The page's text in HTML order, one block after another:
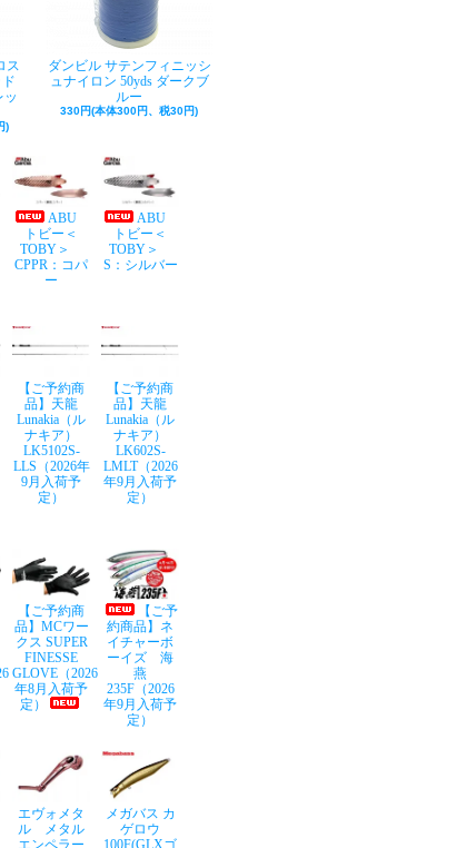
ス
ッ
)
ダンビル サテンフィニッシ
ュナイロン 50yds ダークブ
ルー
330円(本体300円、税30円)
ABU
トビー＜
TOBY＞
CPPR：コパ
ー
ABU
トビー＜
TOBY＞
S：シルバー
【ご予約商
品】天龍
Lunakia（ル
ナキア）
LK5102S-
LLS（2026年
9月入荷予
定）
【ご予約商
品】天龍
Lunakia（ル
ナキア）
LK602S-
LMLT（2026
年9月入荷予
定）
【ご予約商
品】MCワー
クス SUPER
FINESSE
GLOVE（2026
年8月入荷予
定）
【ご予
約商品】ネ
イチャーボ
ーイズ 海
燕
235F（2026
年9月入荷予
定）
エヴォメタ
ル メタル
エンペラー
メガバス カ
ゲロウ
100F(GLXゴ